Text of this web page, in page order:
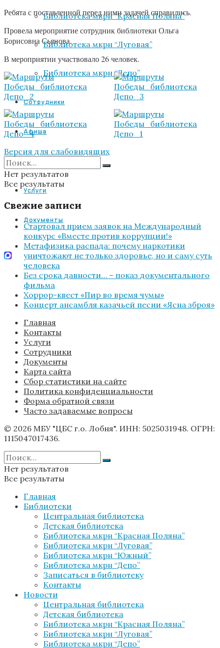
Библиотека мкрн “Красная Поляна”
Библиотека мкрн “Луговая”
Библиотека мкрн “Депо”
Сотрудники
Афиша
VR
Услуги
Документы
Ребята с поставленной перед ними задачей справились.
Провела мероприятие сотрудник библиотеки Ольга
Борисовна Сьянова.
В мероприятии участвовало 26 человек.
Версия для слабовидящих
Нет результатов
Все результаты
Свежие записи
Стартовал прием заявок на Международный
конкурс «Вместе против коррупции!»
Метафизика распада: почему наркотики
уничтожают не только здоровье, но и саму суть
человека
Без срока давности… – показ документального
фильма
Хоррор-квест «Пир во время чумы»
Концерт ансамбля казачьей песни «Ясна зброя»
Главная
Контакты
Услуги
Сотрудники
Документы
Карта сайта
Сбор статистики на сайте
Политика конфиденциальности
Форма обратной связи
Часто задаваемые вопросы
© 2026 МБУ "ЦБС г.о. Лобня". ИНН: 5025031948. ОГРН:
1115047017436.
Нет результатов
Все результаты
Главная
Библиотеки
Центральная библиотека
Детская библиотека
Библиотека мкрн “Красная Поляна”
Библиотека мкрн “Луговая”
Библиотека мкрн “Южный”
Библиотека мкрн “Депо”
Записаться в библиотеку
Контакты
Новости
Центральная библиотека
Детская библиотека
Библиотека мкрн “Красная Поляна”
Библиотека мкрн “Луговая”
Библиотека мкрн “Депо”